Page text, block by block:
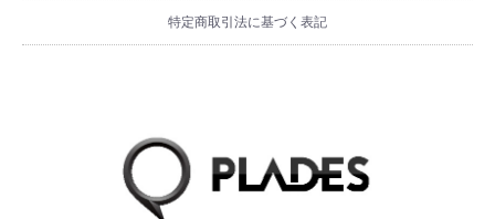
特定商取引法に基づく表記